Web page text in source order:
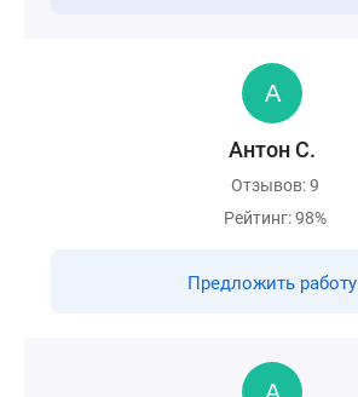
Антон С.
Отзывов: 9
Рейтинг: 98%
Предложить работу